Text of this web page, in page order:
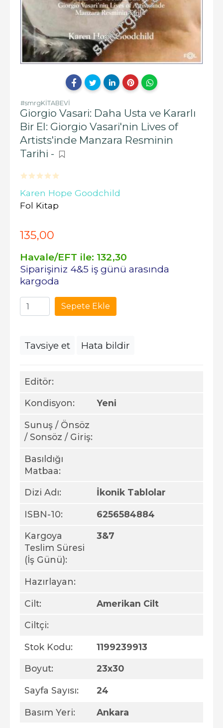
#smrgKİTABEVİ
Giorgio Vasari: Daha Usta ve Kararlı
Bir El: Giorgio Vasari'nin Lives of
Artists'inde Manzara Resminin
Tarihi -
Karen Hope Goodchild
Fol Kitap
Editör:
Kondisyon: Yeni
Sunuş / Önsöz
/ Sonsöz / Giriş:
Basıldığı
Matbaa:
Dizi Adı: İkonik Tablolar
ISBN-10: 6256584884
Kargoya
Teslim Süresi
(İş Günü):
3&7
Hazırlayan:
Cilt: Amerikan Cilt
Ciltçi:
Stok Kodu: 1199239913
Boyut: 23x30
Sayfa Sayısı: 24
Basım Yeri: Ankara
135,00
Havale/EFT ile: 132,30
Siparişiniz 4&5 iş günü arasında
kargoda
Sepete Ekle
Tavsiye et Hata bildir